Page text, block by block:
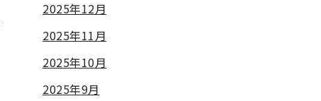
2025年12月
2025年11月
2025年10月
2025年9月